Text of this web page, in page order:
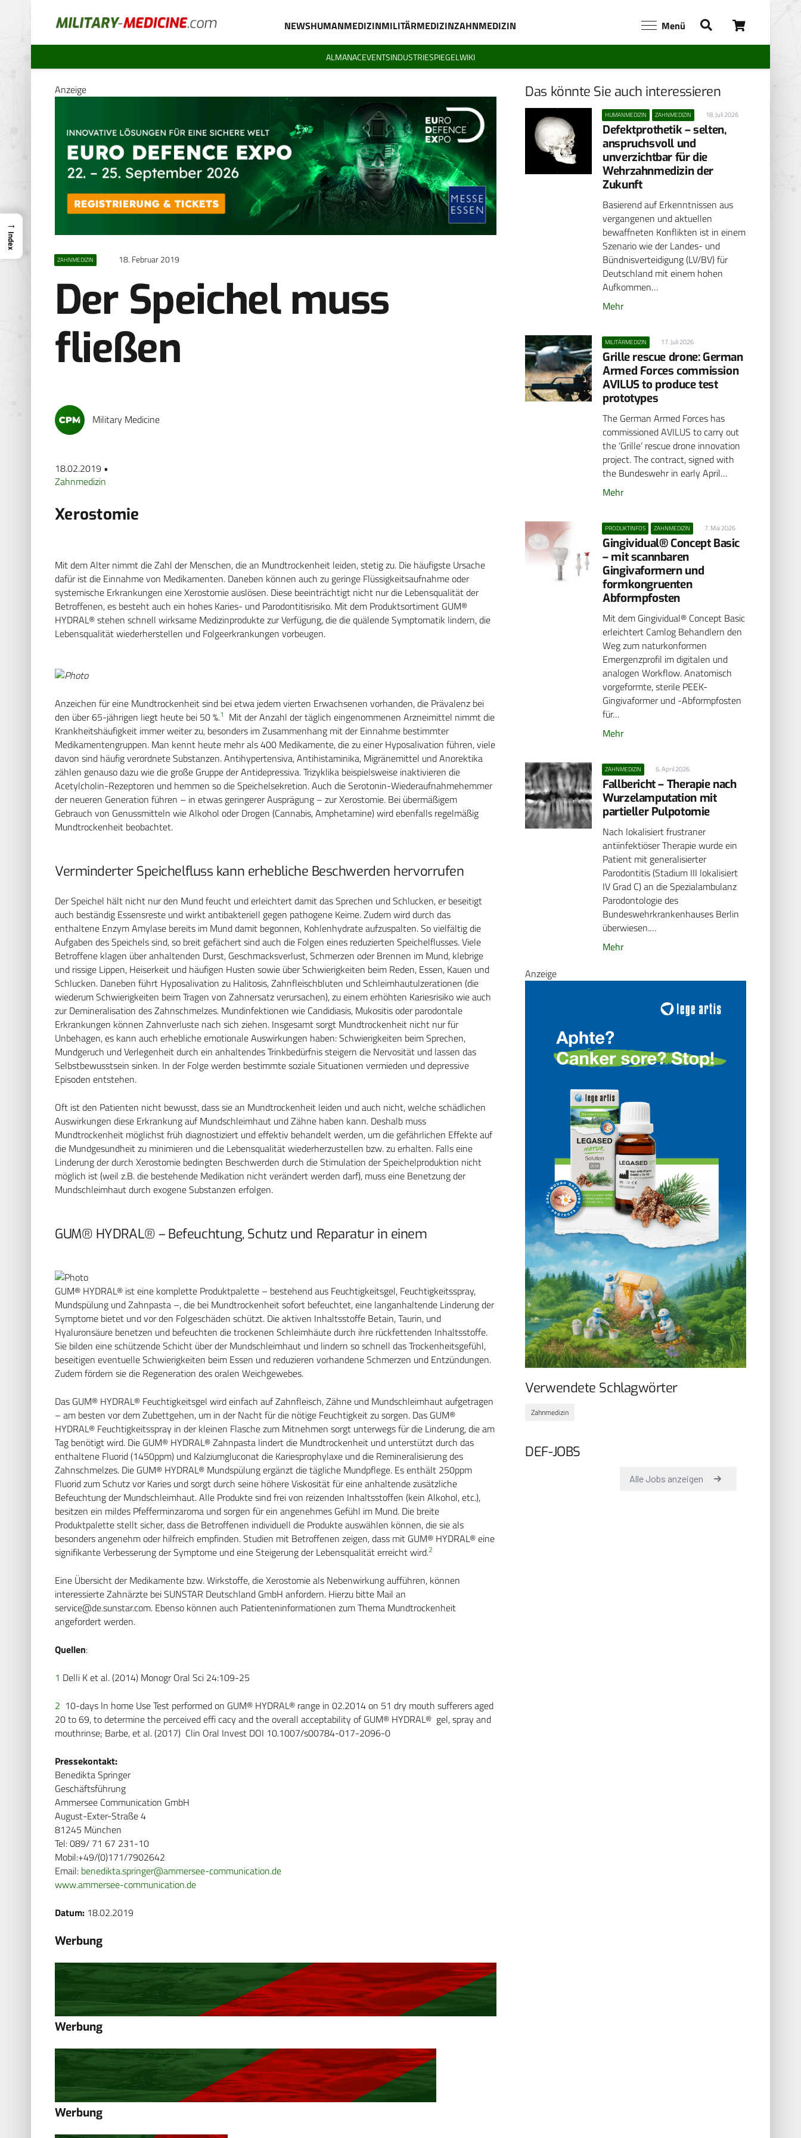
NEWSHUMANMEDIZINMILITÄRMEDIZINZAHNMEDIZIN Menü
ALMANACEVENTSINDUSTRIESPIEGELWIKI
Anzeige
ZAHNMEDIZIN 18. Februar 2019
Der Speichel muss
fließen
Military Medicine
18.02.2019 •
Zahnmedizin
Xerostomie
Mit dem Alter nimmt die Zahl der Menschen, die an Mundtrockenheit leiden, stetig zu. Die häufigste Ursache
dafür ist die Einnahme von Medikamenten. Daneben können auch zu geringe Flüssigkeitsaufnahme oder
systemische Erkrankungen eine Xerostomie auslösen. Diese beeinträchtigt nicht nur die Lebensqualität der
Betroffenen, es besteht auch ein hohes Karies- und Parodontitisrisiko. Mit dem Produktsortiment GUM®
HYDRAL® stehen schnell wirksame Medizinprodukte zur Verfügung, die die quälende Symptomatik lindern, die
Lebensqualität wiederherstellen und Folgeerkrankungen vorbeugen.
Anzeichen für eine Mundtrockenheit sind bei etwa jedem vierten Erwachsenen vorhanden, die Prävalenz bei
den über 65-jährigen liegt heute bei 50 %.1 Mit der Anzahl der täglich eingenommenen Arzneimittel nimmt die
Krankheitshäufigkeit immer weiter zu, besonders im Zusammenhang mit der Einnahme bestimmter
Medikamentengruppen. Man kennt heute mehr als 400 Medikamente, die zu einer Hyposalivation führen, viele
davon sind häufig verordnete Substanzen. Antihypertensiva, Antihistaminika, Migränemittel und Anorektika
zählen genauso dazu wie die große Gruppe der Antidepressiva. Trizyklika beispielsweise inaktivieren die
Acetylcholin-Rezeptoren und hemmen so die Speichelsekretion. Auch die Serotonin-Wiederaufnahmehemmer
der neueren Generation führen – in etwas geringerer Ausprägung – zur Xerostomie. Bei übermäßigem
Gebrauch von Genussmitteln wie Alkohol oder Drogen (Cannabis, Amphetamine) wird ebenfalls regelmäßig
Mundtrockenheit beobachtet.
Verminderter Speichelfluss kann erhebliche Beschwerden hervorrufen
Der Speichel hält nicht nur den Mund feucht und erleichtert damit das Sprechen und Schlucken, er beseitigt
auch beständig Essensreste und wirkt antibakteriell gegen pathogene Keime. Zudem wird durch das
enthaltene Enzym Amylase bereits im Mund damit begonnen, Kohlenhydrate aufzuspalten. So vielfältig die
Aufgaben des Speichels sind, so breit gefächert sind auch die Folgen eines reduzierten Speichelflusses. Viele
Betroffene klagen über anhaltenden Durst, Geschmacksverlust, Schmerzen oder Brennen im Mund, klebrige
und rissige Lippen, Heiserkeit und häufigen Husten sowie über Schwierigkeiten beim Reden, Essen, Kauen und
Schlucken. Daneben führt Hyposalivation zu Halitosis, Zahnfleischbluten und Schleimhautulzerationen (die
wiederum Schwierigkeiten beim Tragen von Zahnersatz verursachen), zu einem erhöhten Kariesrisiko wie auch
zur Demineralisation des Zahnschmelzes. Mundinfektionen wie Candidiasis, Mukositis oder parodontale
Erkrankungen können Zahnverluste nach sich ziehen. Insgesamt sorgt Mundtrockenheit nicht nur für
Unbehagen, es kann auch erhebliche emotionale Auswirkungen haben: Schwierigkeiten beim Sprechen,
Mundgeruch und Verlegenheit durch ein anhaltendes Trinkbedürfnis steigern die Nervosität und lassen das
Selbstbewusstsein sinken. In der Folge werden bestimmte soziale Situationen vermieden und depressive
Episoden entstehen.
Oft ist den Patienten nicht bewusst, dass sie an Mundtrockenheit leiden und auch nicht, welche schädlichen
Auswirkungen diese Erkrankung auf Mundschleimhaut und Zähne haben kann. Deshalb muss
Mundtrockenheit möglichst früh diagnostiziert und effektiv behandelt werden, um die gefährlichen Effekte auf
die Mundgesundheit zu minimieren und die Lebensqualität wiederherzustellen bzw. zu erhalten. Falls eine
Linderung der durch Xerostomie bedingten Beschwerden durch die Stimulation der Speichelproduktion nicht
möglich ist (weil z.B. die bestehende Medikation nicht verändert werden darf), muss eine Benetzung der
Mundschleimhaut durch exogene Substanzen erfolgen.
GUM® HYDRAL® – Befeuchtung, Schutz und Reparatur in einem
GUM® HYDRAL® ist eine komplette Produktpalette – bestehend aus Feuchtigkeitsgel, Feuchtigkeitsspray,
Mundspülung und Zahnpasta –, die bei Mundtrockenheit sofort befeuchtet, eine langanhaltende Linderung der
Symptome bietet und vor den Folgeschäden schützt. Die aktiven Inhaltsstoffe Betain, Taurin, und
Hyaluronsäure benetzen und befeuchten die trockenen Schleimhäute durch ihre rückfettenden Inhaltsstoffe.
Sie bilden eine schützende Schicht über der Mundschleimhaut und lindern so schnell das Trockenheitsgefühl,
beseitigen eventuelle Schwierigkeiten beim Essen und reduzieren vorhandene Schmerzen und Entzündungen.
Zudem fördern sie die Regeneration des oralen Weichgewebes.
Das GUM® HYDRAL® Feuchtigkeitsgel wird einfach auf Zahnfleisch, Zähne und Mundschleimhaut aufgetragen
– am besten vor dem Zubettgehen, um in der Nacht für die nötige Feuchtigkeit zu sorgen. Das GUM®
HYDRAL® Feuchtigkeitsspray in der kleinen Flasche zum Mitnehmen sorgt unterwegs für die Linderung, die am
Tag benötigt wird. Die GUM® HYDRAL® Zahnpasta lindert die Mundtrockenheit und unterstützt durch das
enthaltene Fluorid (1450ppm) und Kalziumgluconat die Kariesprophylaxe und die Remineralisierung des
Zahnschmelzes. Die GUM® HYDRAL® Mundspülung ergänzt die tägliche Mundpflege. Es enthält 250ppm
Fluorid zum Schutz vor Karies und sorgt durch seine höhere Viskosität für eine anhaltende zusätzliche
Befeuchtung der Mundschleimhaut. Alle Produkte sind frei von reizenden Inhaltsstoffen (kein Alkohol, etc.),
besitzen ein mildes Pfefferminzaroma und sorgen für ein angenehmes Gefühl im Mund. Die breite
Produktpalette stellt sicher, dass die Betroffenen individuell die Produkte auswählen können, die sie als
besonders angenehm oder hilfreich empfinden. Studien mit Betroffenen zeigen, dass mit GUM® HYDRAL® eine
signifikante Verbesserung der Symptome und eine Steigerung der Lebensqualität erreicht wird.2
Eine Übersicht der Medikamente bzw. Wirkstoffe, die Xerostomie als Nebenwirkung aufführen, können
interessierte Zahnärzte bei SUNSTAR Deutschland GmbH anfordern. Hierzu bitte Mail an
service@de.sunstar.com. Ebenso können auch Patienteninformationen zum Thema Mundtrockenheit
angefordert werden.
Quellen:
1 Delli K et al. (2014) Monogr Oral Sci 24:109-25
2 10-days In home Use Test performed on GUM® HYDRAL® range in 02.2014 on 51 dry mouth sufferers aged
20 to 69, to determine the perceived effi cacy and the overall acceptability of GUM® HYDRAL® gel, spray and
mouthrinse; Barbe, et al. (2017) Clin Oral Invest DOI 10.1007/s00784-017-2096-0
Pressekontakt:
Benedikta Springer
Geschäftsführung
Ammersee Communication GmbH
August-Exter-Straße 4
81245 München
Tel: 089/ 71 67 231-10
Mobil:+49/(0)171/7902642
Email: benedikta.springer@ammersee-communication.de
www.ammersee-communication.de
Datum: 18.02.2019
Werbung
Werbung
Werbung
Das könnte Sie auch interessieren
HUMANMEDIZIN ZAHNMEDIZIN 18. Juli 2026
Defektprothetik – selten,
anspruchsvoll und
unverzichtbar für die
Wehrzahnmedizin der
Zukunft
Basierend auf Erkenntnissen aus
vergangenen und aktuellen
bewaffneten Konflikten ist in einem
Szenario wie der Landes- und
Bündnisverteidigung (LV/BV) für
Deutschland mit einem hohen
Aufkommen…
Mehr
MILITÄRMEDIZIN 17. Juli 2026
Grille rescue drone: German
Armed Forces commission
AVILUS to produce test
prototypes
The German Armed Forces has
commissioned AVILUS to carry out
the ‘Grille’ rescue drone innovation
project. The contract, signed with
the Bundeswehr in early April…
Mehr
PRODUKTINFOS ZAHNMEDIZIN 7. Mai 2026
Gingividual® Concept Basic
– mit scannbaren
Gingivaformern und
formkongruenten
Abformpfosten
Mit dem Gingividual® Concept Basic
erleichtert Camlog Behandlern den
Weg zum naturkonformen
Emergenzprofil im digitalen und
analogen Workflow. Anatomisch
vorgeformte, sterile PEEK-
Gingivaformer und -Abformpfosten
für…
Mehr
ZAHNMEDIZIN 6. April 2026
Fallbericht – Therapie nach
Wurzelamputation mit
partieller Pulpotomie
Nach lokalisiert frustraner
antiinfektiöser Therapie wurde ein
Patient mit generalisierter
Parodontitis (Stadium III lokalisiert
IV Grad C) an die Spezialambulanz
Parodontologie des
Bundeswehrkrankenhauses Berlin
überwiesen.…
Mehr
Anzeige
Verwendete Schlagwörter
Zahnmedizin
DEF-JOBS
→
Index